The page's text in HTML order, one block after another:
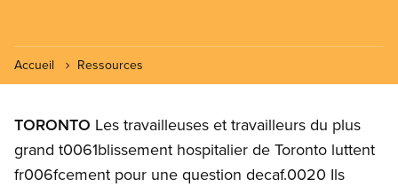
Accueil Ressources
TORONTO Les travailleuses et travailleurs du plus
grand t0061blissement hospitalier de Toronto luttent
fr006fcement pour une question decaf.0020 Ils